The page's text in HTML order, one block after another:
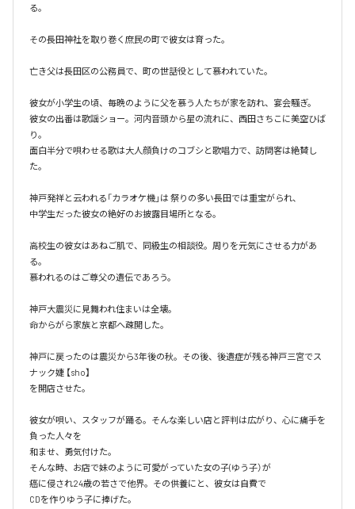
る。
その長田神社を取り巻く庶民の町で彼女は育った。
亡き父は長田区の公務員で、町の世話役として慕われていた。
彼女が小学生の頃、毎晩のように父を慕う人たちが家を訪れ、宴会騒ぎ。
彼女の出番は歌謡ショー。河内音頭から星の流れに、西田さちこに美空ひば
り。
面白半分で唄わせる歌は大人顔負けのコブシと歌唱力で、訪問客は絶賛し
た。
神戸発祥と云われる「カラオケ機｣は 祭りの多い長田では重宝がられ、
中学生だった彼女の絶好のお披露目場所となる。
高校生の彼女はあねご肌で、同級生の相談役。周りを元気にさせる力があ
る。
慕われるのはご尊父の遺伝であろう。
神戸大震災に見舞われ住まいは全壊。
命からがら家族と京都へ疎開した。
神戸に戻ったのは震災から3年後の秋。その後、後遺症が残る神戸三宮でス
ナック婕 【sho】
を開店させた。
彼女が唄い、スタッフが踊る。そんな楽しい店と評判は広がり、心に痛手を
負った人々を
和ませ、勇気付けた。
そんな時、お店で妹のように可愛がっていた女の子(ゆう子）が
癌に侵され24歳の若さで他界。その供養にと、彼女は自費で
CDを作りゆう子に捧げた。